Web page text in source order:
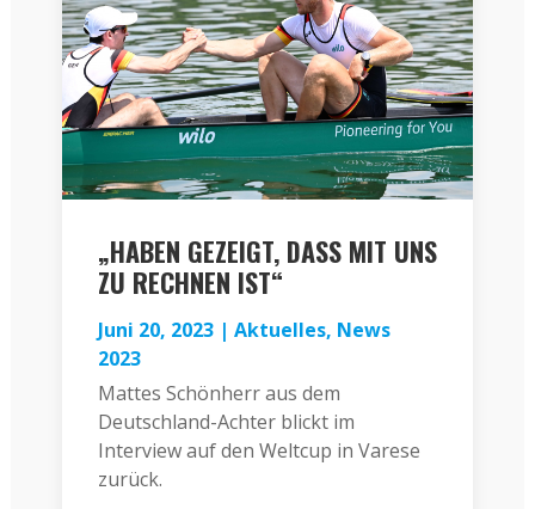
„HABEN GEZEIGT, DASS MIT UNS
ZU RECHNEN IST“
Juni 20, 2023| Aktuelles, News
2023
Mattes Schönherr aus dem
Deutschland-Achter blickt im
Interview auf den Weltcup in Varese
zurück.